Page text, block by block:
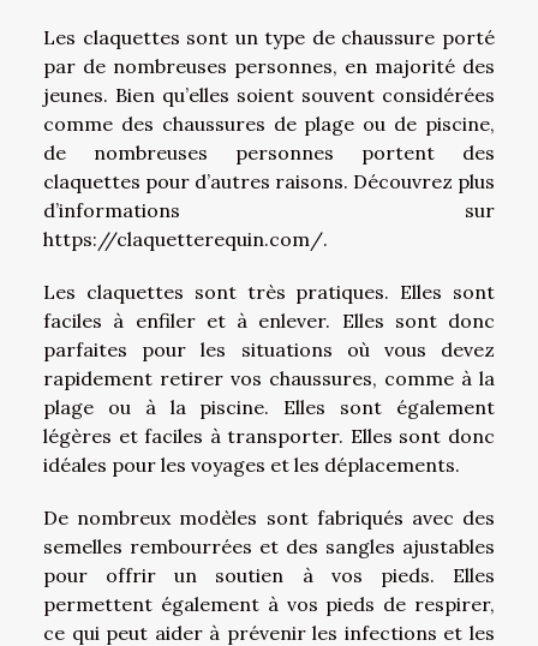
Les claquettes sont un type de chaussure porté
par de nombreuses personnes, en majorité des
jeunes. Bien qu’elles soient souvent considérées
comme des chaussures de plage ou de piscine,
de nombreuses personnes portent des
claquettes pour d’autres raisons. Découvrez plus
d’informations sur
https://claquetterequin.com/.
Les claquettes sont très pratiques. Elles sont
faciles à enfiler et à enlever. Elles sont donc
parfaites pour les situations où vous devez
rapidement retirer vos chaussures, comme à la
plage ou à la piscine. Elles sont également
légères et faciles à transporter. Elles sont donc
idéales pour les voyages et les déplacements.
De nombreux modèles sont fabriqués avec des
semelles rembourrées et des sangles ajustables
pour offrir un soutien à vos pieds. Elles
permettent également à vos pieds de respirer,
ce qui peut aider à prévenir les infections et les